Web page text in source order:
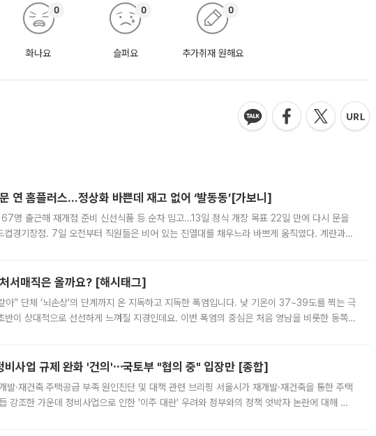
화나요
0
슬퍼요
0
추가취재 원해요
0
연 홈플러스…정상화 바쁜데 재고 없어 ‘발동동’[가보니]
67명 출근해 재개점 준비 신선식품 등 순차 입고…13일 정식 개장 목표 22일 만에 다시 문을
컵경기장점. 7일 오전부터 직원들은 비어 있는 진열대를 채우느라 바쁘게 움직였다. 계란과
서매직은 올까요? [해시태그]
아” 단체 ‘뇌손상’의 단계까지 온 지독하고 지독한 폭염입니다. 낮 기온이 37~39도를 찍는 극
이 상대적으로 선선하게 느껴질 지경인데요. 이번 폭염의 중심은 처음 영남을 비롯한 동쪽
비사업 규제 완화 '건의'⋯국토부 "협의 중" 입장만 [종합]
발·재건축 주택공급 부족 원인진단 및 대책 관련 브리핑 서울시가 재개발·재건축을 통한 주택
강조한 가운데 정비사업으로 인한 '이주 대란' 우려와 정부와의 정책 엇박자 논란에 대해 정